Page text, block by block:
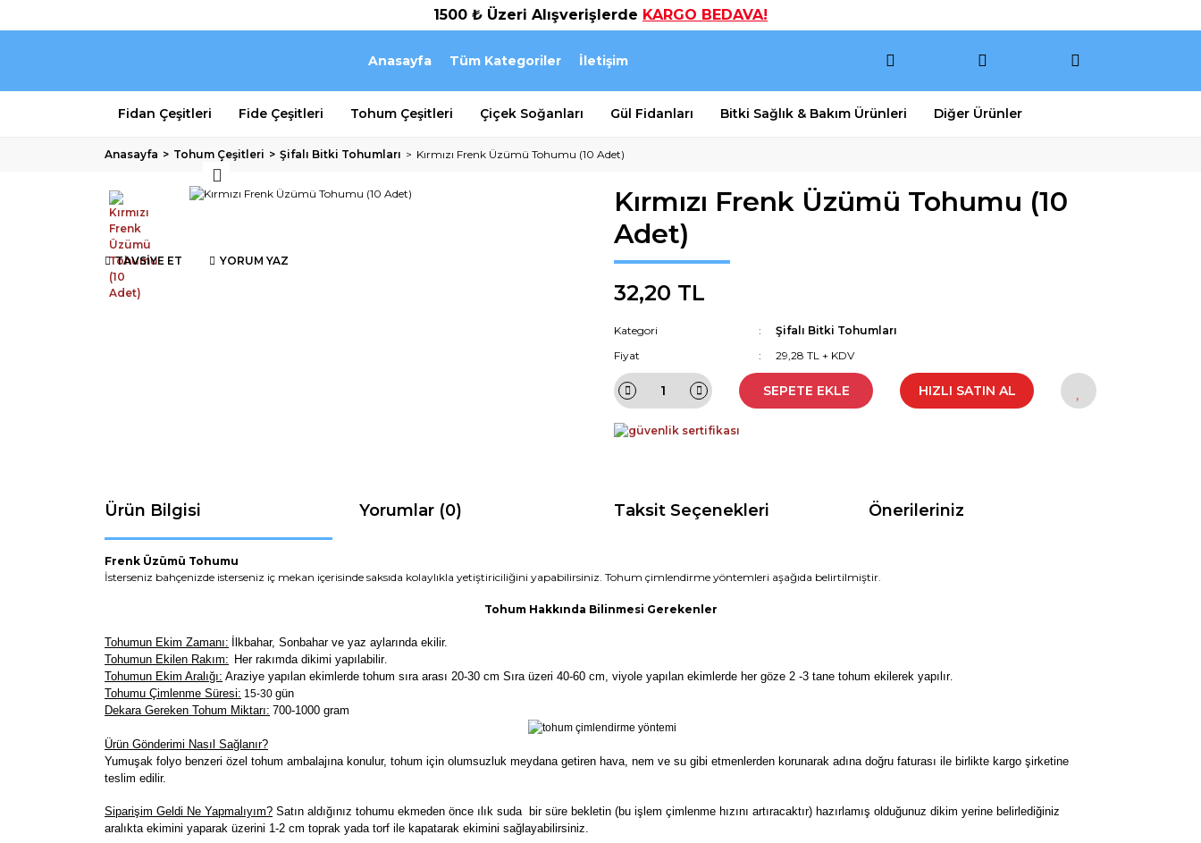
1500 ₺ Üzeri Alışverişlerde KARGO BEDAVA!
Anasayfa Tüm Kategoriler İletişim
Fidan Çeşitleri Fide Çeşitleri Tohum Çeşitleri Çiçek Soğanları Gül Fidanları Bitki Sağlık & Bakım Ürünleri Diğer Ürünler
Anasayfa Tohum Çeşitleri Şifalı Bitki Tohumları Kırmızı Frenk Üzümü Tohumu (10 Adet)
TAVSİYE ET YORUM YAZ
Kırmızı Frenk Üzümü Tohumu (10
Adet)
32,20 TL
Kategori
Şifalı Bitki Tohumları
Fiyat
29,28 TL + KDV
SEPETE EKLE HIZLI SATIN AL
Ürün Bilgisi Yorumlar (0) Taksit Seçenekleri Önerileriniz
Frenk Üzümü Tohumu
İsterseniz bahçenizde isterseniz iç mekan içerisinde saksıda kolaylıkla yetiştiriciliğini yapabilirsiniz. Tohum çimlendirme yöntemleri aşağıda belirtilmiştir.
Tohum Hakkında Bilinmesi Gerekenler
Tohumun Ekim Zamanı:
İlkbahar, Sonbahar ve yaz aylarında ekilir.
Tohumun Ekilen Rakım: Her rakımda dikimi yapılabilir.
Tohumun Ekim Aralığı: Araziye yapılan ekimlerde tohum sıra arası 20-30 cm Sıra üzeri 40-60 cm, viyole yapılan ekimlerde her göze 2 -3 tane tohum ekilerek yapılır.
Tohumu Çimlenme Süresi: 15-30 gün
Dekara Gereken Tohum Miktarı: 700-1000 gram
Ürün Gönderimi Nasıl Sağlanır?
Yumuşak folyo benzeri özel tohum ambalajına konulur, tohum için olumsuzluk meydana getiren hava, nem ve su gibi etmenlerden korunarak adına doğru faturası ile birlikte kargo şirketine
teslim edilir.
Siparişim Geldi Ne Yapmalıyım? Satın aldığınız tohumu ekmeden önce ılık suda bir süre bekletin (bu işlem çimlenme hızını artıracaktır) hazırlamış olduğunuz dikim yerine belirlediğiniz
aralıkta ekimini yaparak üzerini 1-2 cm toprak yada torf ile kapatarak ekimini sağlayabilirsiniz.